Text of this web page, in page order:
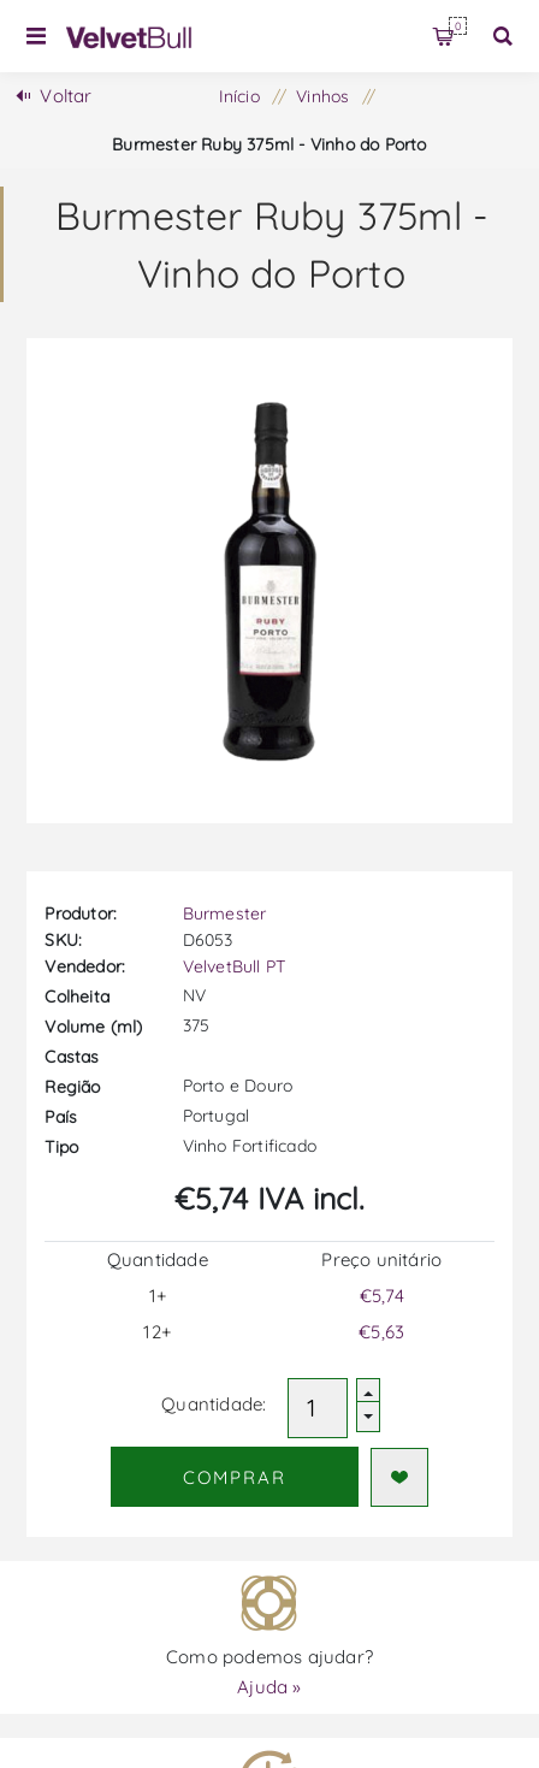
0
Voltar Início / Vinhos /
Burmester Ruby 375ml - Vinho do Porto
Burmester Ruby 375ml -
Vinho do Porto
Produtor:
Burmester
SKU:
D6053
Vendedor:
VelvetBull PT
Colheita
NV
Volume (ml)
375
Castas
Região
Porto e Douro
País
Portugal
Tipo
Vinho Fortificado
€5,74 IVA incl.
Quantidade
1+
12+
Preço unitário
€5,74
€5,63
Quantidade:
COMPRAR
Como podemos ajudar?
Ajuda »